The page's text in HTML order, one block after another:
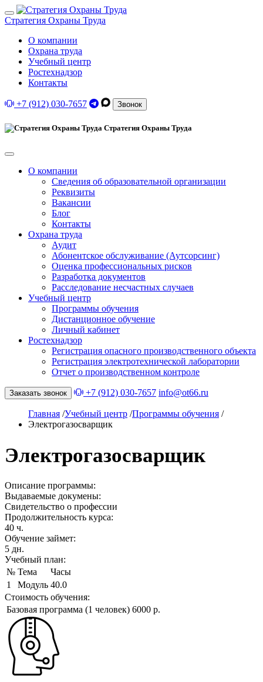
Стратегия Охраны Труда
О компании
Охрана труда
Учебный центр
Ростехнадзор
Контакты
+7 (912) 030-7657 Звонок
Стратегия Охраны Труда
О компании
Сведения об образовательной организации
Реквизиты
Вакансии
Блог
Контакты
Охрана труда
Аудит
Абонентское обслуживание (Аутсорсинг)
Оценка профессиональных рисков
Разработка документов
Расследование несчастных случаев
Учебный центр
Программы обучения
Дистанционное обучение
Личный кабинет
Ростехнадзор
Регистрация опасного производственного объекта
Регистрация электротехнической лаборатории
Отчет о производственном контроле
Заказать звонок +7 (912) 030-7657 info@ot66.ru
Главная /Учебный центр /Программы обучения /
Электрогазосварщик
Электрогазосварщик
Описание программы:
Выдаваемые докумены:
Свидетельство о профессии
Продолжительность курса:
40 ч.
Обучение займет:
5 дн.
Учебный план:
№ Тема
Часы
1
Модуль 40.0
Стоимость обучения:
Базовая программа (1 человек) 6000 р.